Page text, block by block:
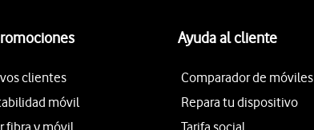
clientes
móvil
fibra y móvil
Ayuda al cliente
Comparador de móviles
Repara tu dispositivo
Tarifa social